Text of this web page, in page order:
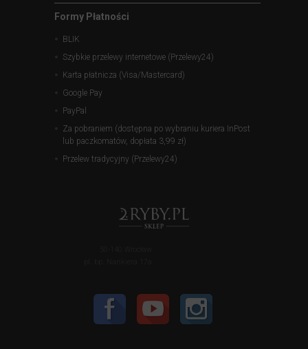
Formy Płatności
BLIK
Szybkie przelewy internetowe (Przelewy24)
Karta płatnicza (Visa/Mastercard)
Google Pay
PayPal
Za pobraniem (dostępna po wybraniu kuriera InPost
lub paczkomatów, dopłata 3,99 zł)
Przelew tradycyjny (Przelewy24)